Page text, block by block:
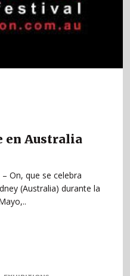
en Australia
On, que se celebra
(Australia) durante la